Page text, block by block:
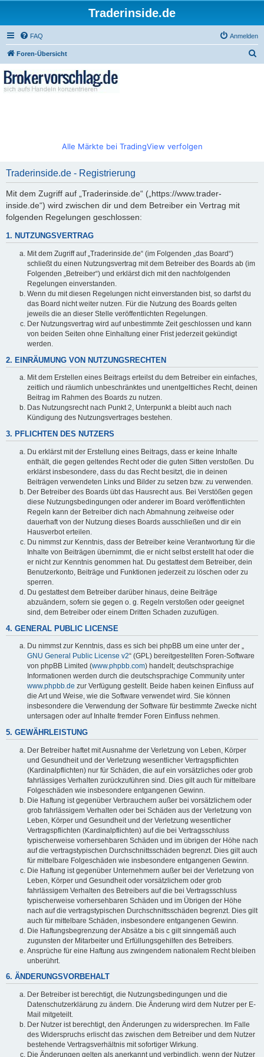
Traderinside.de
FAQ Anmelden
Foren-Übersicht
Alle Märkte bei TradingView verfolgen
Traderinside.de - Registrierung
Mit dem Zugriff auf „Traderinside.de“ („https://www.trader-
inside.de“) wird zwischen dir und dem Betreiber ein Vertrag mit
folgenden Regelungen geschlossen:
1. NUTZUNGSVERTRAG
Mit dem Zugriff auf „Traderinside.de“ (im Folgenden „das Board“)
schließt du einen Nutzungsvertrag mit dem Betreiber des Boards ab (im
Folgenden „Betreiber“) und erklärst dich mit den nachfolgenden
Regelungen einverstanden.
Wenn du mit diesen Regelungen nicht einverstanden bist, so darfst du
das Board nicht weiter nutzen. Für die Nutzung des Boards gelten
jeweils die an dieser Stelle veröffentlichten Regelungen.
Der Nutzungsvertrag wird auf unbestimmte Zeit geschlossen und kann
von beiden Seiten ohne Einhaltung einer Frist jederzeit gekündigt
werden.
2. EINRÄUMUNG VON NUTZUNGSRECHTEN
Mit dem Erstellen eines Beitrags erteilst du dem Betreiber ein einfaches,
zeitlich und räumlich unbeschränktes und unentgeltliches Recht, deinen
Beitrag im Rahmen des Boards zu nutzen.
Das Nutzungsrecht nach Punkt 2, Unterpunkt a bleibt auch nach
Kündigung des Nutzungsvertrages bestehen.
3. PFLICHTEN DES NUTZERS
Du erklärst mit der Erstellung eines Beitrags, dass er keine Inhalte
enthält, die gegen geltendes Recht oder die guten Sitten verstoßen. Du
erklärst insbesondere, dass du das Recht besitzt, die in deinen
Beiträgen verwendeten Links und Bilder zu setzen bzw. zu verwenden.
Der Betreiber des Boards übt das Hausrecht aus. Bei Verstößen gegen
diese Nutzungsbedingungen oder anderer im Board veröffentlichten
Regeln kann der Betreiber dich nach Abmahnung zeitweise oder
dauerhaft von der Nutzung dieses Boards ausschließen und dir ein
Hausverbot erteilen.
Du nimmst zur Kenntnis, dass der Betreiber keine Verantwortung für die
Inhalte von Beiträgen übernimmt, die er nicht selbst erstellt hat oder die
er nicht zur Kenntnis genommen hat. Du gestattest dem Betreiber, dein
Benutzerkonto, Beiträge und Funktionen jederzeit zu löschen oder zu
sperren.
Du gestattest dem Betreiber darüber hinaus, deine Beiträge
abzuändern, sofern sie gegen o. g. Regeln verstoßen oder geeignet
sind, dem Betreiber oder einem Dritten Schaden zuzufügen.
4. GENERAL PUBLIC LICENSE
Du nimmst zur Kenntnis, dass es sich bei phpBB um eine unter der „
GNU General Public License v2“ (GPL) bereitgestellten Foren-Software
von phpBB Limited (www.phpbb.com) handelt; deutschsprachige
Informationen werden durch die deutschsprachige Community unter
www.phpbb.de zur Verfügung gestellt. Beide haben keinen Einfluss auf
die Art und Weise, wie die Software verwendet wird. Sie können
insbesondere die Verwendung der Software für bestimmte Zwecke nicht
untersagen oder auf Inhalte fremder Foren Einfluss nehmen.
5. GEWÄHRLEISTUNG
Der Betreiber haftet mit Ausnahme der Verletzung von Leben, Körper
und Gesundheit und der Verletzung wesentlicher Vertragspflichten
(Kardinalpflichten) nur für Schäden, die auf ein vorsätzliches oder grob
fahrlässiges Verhalten zurückzuführen sind. Dies gilt auch für mittelbare
Folgeschäden wie insbesondere entgangenen Gewinn.
Die Haftung ist gegenüber Verbrauchern außer bei vorsätzlichem oder
grob fahrlässigem Verhalten oder bei Schäden aus der Verletzung von
Leben, Körper und Gesundheit und der Verletzung wesentlicher
Vertragspflichten (Kardinalpflichten) auf die bei Vertragsschluss
typischerweise vorhersehbaren Schäden und im übrigen der Höhe nach
auf die vertragstypischen Durchschnittsschäden begrenzt. Dies gilt auch
für mittelbare Folgeschäden wie insbesondere entgangenen Gewinn.
Die Haftung ist gegenüber Unternehmern außer bei der Verletzung von
Leben, Körper und Gesundheit oder vorsätzlichem oder grob
fahrlässigem Verhalten des Betreibers auf die bei Vertragsschluss
typischerweise vorhersehbaren Schäden und im Übrigen der Höhe
nach auf die vertragstypischen Durchschnittsschäden begrenzt. Dies gilt
auch für mittelbare Schäden, insbesondere entgangenen Gewinn.
Die Haftungsbegrenzung der Absätze a bis c gilt sinngemäß auch
zugunsten der Mitarbeiter und Erfüllungsgehilfen des Betreibers.
Ansprüche für eine Haftung aus zwingendem nationalem Recht bleiben
unberührt.
6. ÄNDERUNGSVORBEHALT
Der Betreiber ist berechtigt, die Nutzungsbedingungen und die
Datenschutzerklärung zu ändern. Die Änderung wird dem Nutzer per E-
Mail mitgeteilt.
Der Nutzer ist berechtigt, den Änderungen zu widersprechen. Im Falle
des Widerspruchs erlischt das zwischen dem Betreiber und dem Nutzer
bestehende Vertragsverhältnis mit sofortiger Wirkung.
Die Änderungen gelten als anerkannt und verbindlich, wenn der Nutzer